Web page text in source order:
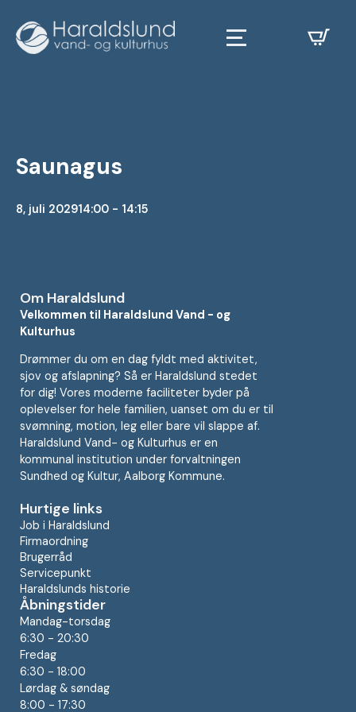
Saunagus
8, juli 202914:00 - 14:15
Om Haraldslund
Velkommen til Haraldslund Vand - og
Kulturhus
Drømmer du om en dag fyldt med aktivitet,
sjov og afslapning? Så er Haraldslund stedet
for dig! Vores moderne faciliteter byder på
oplevelser for hele familien, uanset om du er til
svømning, motion, leg eller bare vil slappe af.
Haraldslund Vand- og Kulturhus er en
kommunal institution under forvaltningen
Sundhed og Kultur, Aalborg Kommune.
Hurtige links
Job i Haraldslund
Firmaordning
Brugerråd
Servicepunkt
Haraldslunds historie
Åbningstider
Mandag-torsdag
6:30 - 20:30
Fredag
6:30 - 18:00
Lørdag & søndag
8:00 - 17:30